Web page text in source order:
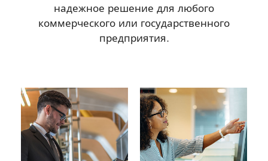
надежное решение для любого
коммерческого или государственного
предприятия.